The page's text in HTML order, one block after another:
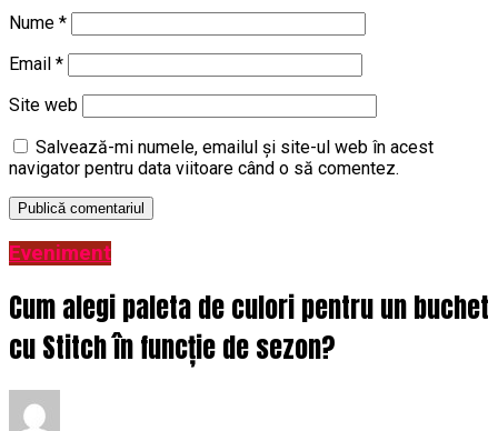
Nume *
Email *
Site web
Salvează-mi numele, emailul și site-ul web în acest
navigator pentru data viitoare când o să comentez.
Eveniment
Cum alegi paleta de culori pentru un buchet
cu Stitch în funcție de sezon?